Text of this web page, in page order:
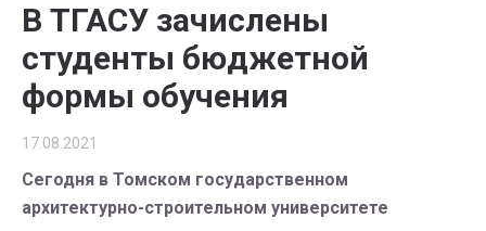
В ТГАСУ зачислены
студенты бюджетной
формы обучения
17.08.2021
Сегодня в Томском государственном
архитектурно-строительном университете